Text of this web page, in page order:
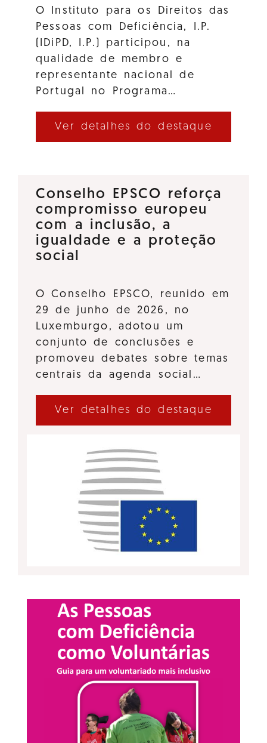
O Instituto para os Direitos das
Pessoas com Deficiência, I.P.
(IDiPD, I.P.) participou, na
qualidade de membro e
representante nacional de
Portugal no Programa…
Ver detalhes do destaque
Conselho EPSCO reforça
compromisso europeu
com a inclusão, a
igualdade e a proteção
social
O Conselho EPSCO, reunido em
29 de junho de 2026, no
Luxemburgo, adotou um
conjunto de conclusões e
promoveu debates sobre temas
centrais da agenda social…
Ver detalhes do destaque